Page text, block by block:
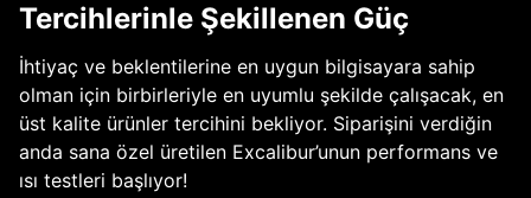
Tercihlerinle Şekillenen Güç
İhtiyaç ve beklentilerine en uygun bilgisayara sahip
olman için birbirleriyle en uyumlu şekilde çalışacak, en
üst kalite ürünler tercihini bekliyor. Siparişini verdiğin
anda sana özel üretilen Excalibur’unun performans ve
ısı testleri başlıyor!